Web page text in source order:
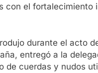
con el fortalecimiento
durante el acto
entregó a la
de cuerdas y nudos